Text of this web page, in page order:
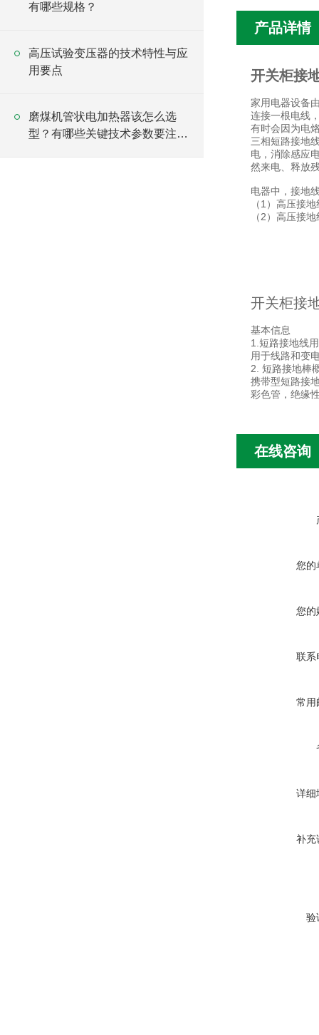
有哪些规格？
高压试验变压器的技术特性与应
用要点
磨煤机管状电加热器该怎么选
型？有哪些关键技术参数要注
产品详情
开关柜接
家用电器设备
连接一根电线
有时会因为电
三相短路接地
电，消除感应
然来电、释放
电器中，接地
（1）高压接
（2）高压接
开关柜接
基本信息
1.短路接地线
用于线路和变
2. 短路接地棒
携带型短路接
彩色管，绝缘
在线咨询
您的
您的
联系
常用
详细
补充
验